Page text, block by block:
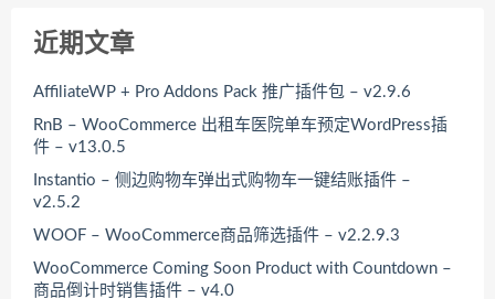
近期文章
AffiliateWP + Pro Addons Pack 推广插件包 – v2.9.6
RnB – WooCommerce 出租车医院单车预定WordPress插
件 – v13.0.5
Instantio – 侧边购物车弹出式购物车一键结账插件 –
v2.5.2
WOOF – WooCommerce商品筛选插件 – v2.2.9.3
WooCommerce Coming Soon Product with Countdown –
商品倒计时销售插件 – v4.0